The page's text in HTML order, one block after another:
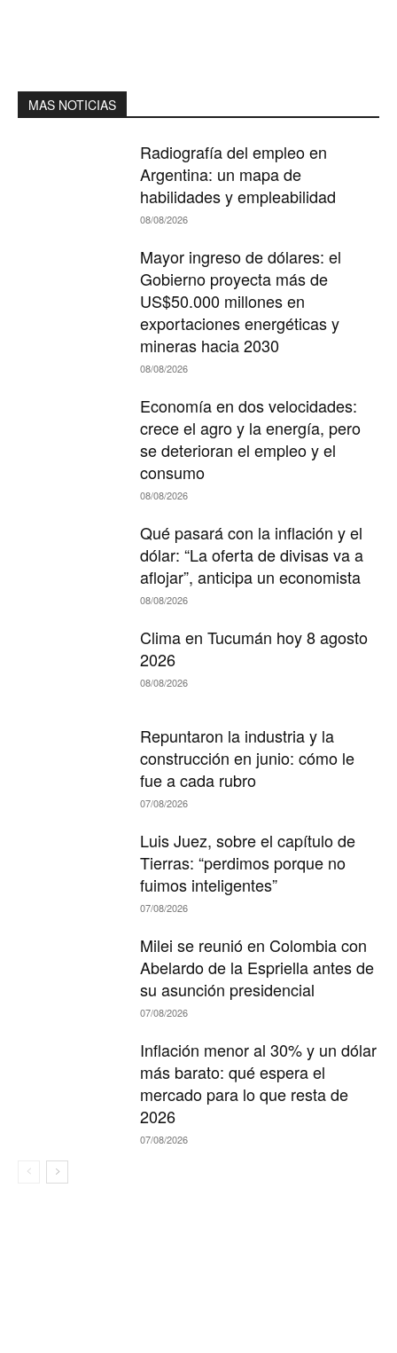
MAS NOTICIAS
Radiografía del empleo en
Argentina: un mapa de
habilidades y empleabilidad
08/08/2026
Mayor ingreso de dólares: el
Gobierno proyecta más de
US$50.000 millones en
exportaciones energéticas y
mineras hacia 2030
08/08/2026
Economía en dos velocidades:
crece el agro y la energía, pero
se deterioran el empleo y el
consumo
08/08/2026
Qué pasará con la inflación y el
dólar: “La oferta de divisas va a
aflojar”, anticipa un economista
08/08/2026
Clima en Tucumán hoy 8 agosto
2026
08/08/2026
Repuntaron la industria y la
construcción en junio: cómo le
fue a cada rubro
07/08/2026
Luis Juez, sobre el capítulo de
Tierras: “perdimos porque no
fuimos inteligentes”
07/08/2026
Milei se reunió en Colombia con
Abelardo de la Espriella antes de
su asunción presidencial
07/08/2026
Inflación menor al 30% y un dólar
más barato: qué espera el
mercado para lo que resta de
2026
07/08/2026